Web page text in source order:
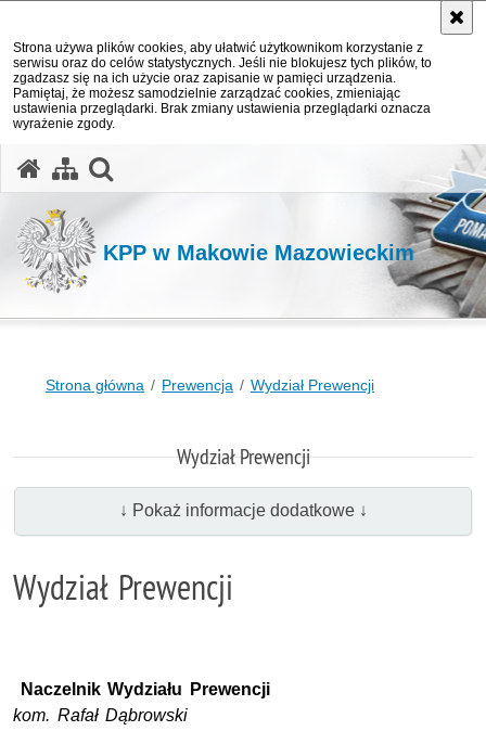
Strona używa plików cookies, aby ułatwić użytkownikom korzystanie z
serwisu oraz do celów statystycznych. Jeśli nie blokujesz tych plików, to
zgadzasz się na ich użycie oraz zapisanie w pamięci urządzenia.
Pamiętaj, że możesz samodzielnie zarządzać cookies, zmieniając
ustawienia przeglądarki. Brak zmiany ustawienia przeglądarki oznacza
wyrażenie zgody.
KPP w Makowie Mazowieckim
Strona główna Prewencja Wydział Prewencji
Wydział Prewencji
↓ Pokaż informacje dodatkowe ↓
Wydział Prewencji
Naczelnik Wydziału Prewencji
kom. Rafał Dąbrowski